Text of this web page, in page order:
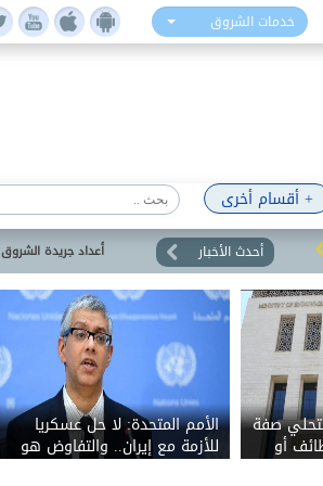
خدمات الشروق
+ أقسام أخرى
أعداد جريدة الشروق أحدث الأخبار
صفة
أو
الأمم المتحدة: لا حل عسكريا
للأزمة مع إيران.. والتفاوض هو
السبيل الوحيد